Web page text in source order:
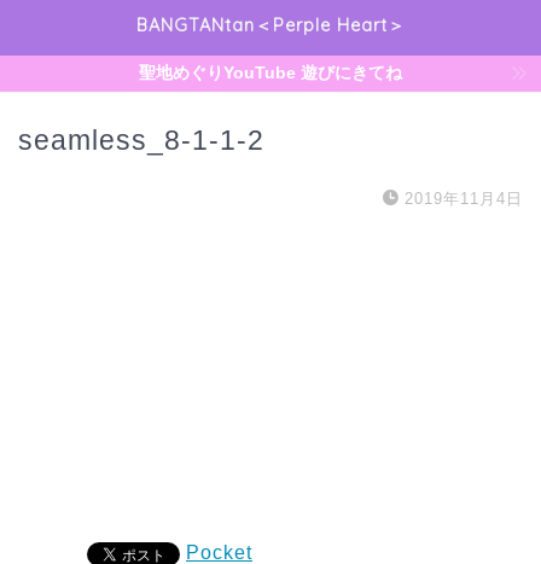
BANGTANtan＜Perple Heart＞
聖地めぐりYouTube 遊びにきてね
seamless_8-1-1-2
2019年11月4日
Pocket